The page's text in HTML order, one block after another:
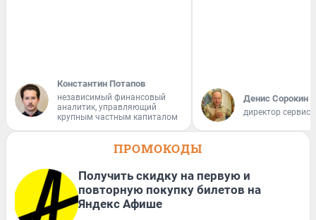
Константин Потапов
независимый финансовый
аналитик, управляющий
крупным частным капиталом
Денис Сорокин
директор
ПРОМОКОДЫ
Получить скидку на первую и
повторную покупку билетов на
Яндекс Афише